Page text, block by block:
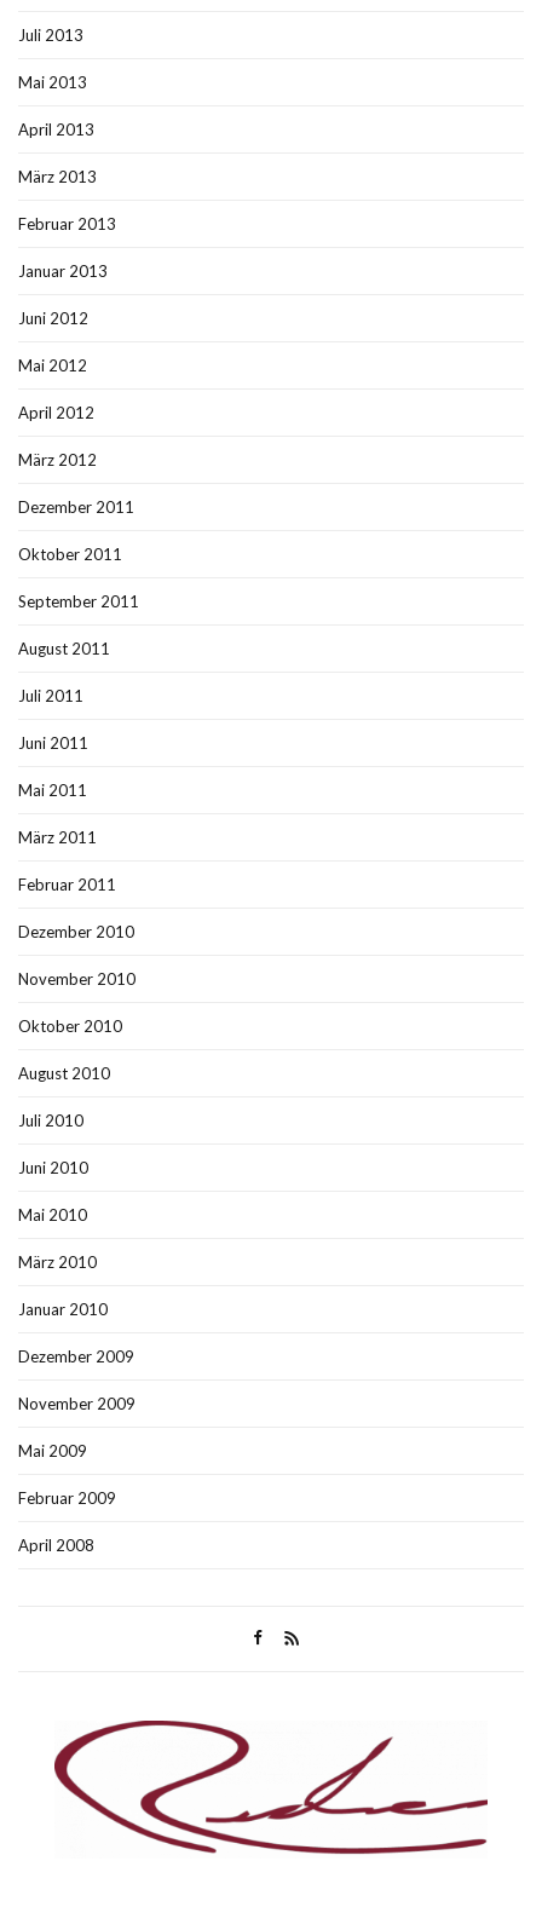
Juli 2013
Mai 2013
April 2013
März 2013
Februar 2013
Januar 2013
Juni 2012
Mai 2012
April 2012
März 2012
Dezember 2011
Oktober 2011
September 2011
August 2011
Juli 2011
Juni 2011
Mai 2011
März 2011
Februar 2011
Dezember 2010
November 2010
Oktober 2010
August 2010
Juli 2010
Juni 2010
Mai 2010
März 2010
Januar 2010
Dezember 2009
November 2009
Mai 2009
Februar 2009
April 2008